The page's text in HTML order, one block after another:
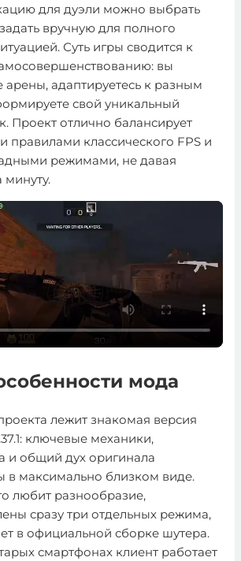
для дуэли можно выбрать
вручную для полного
Суть игры сводится к
вы
арены, адаптируетесь к разным
свой уникальный
Проект отлично балансирует
правилами классического FPS и
режимами, не давая
минуту.
мода
лежит знакомая версия
ключевые механики,
и общий дух оригинала
в максимально близком виде.
любит разнообразие,
сразу три отдельных режима,
в официальной сборке шутера.
смартфонах клиент работает